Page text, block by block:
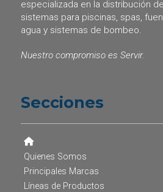
especializada en la distribución
sistemas para piscinas, spas,
agua y sistemas de bombeo.
Nuestro compromiso es Servir.
Secciones
Quienes Somos
Principales Marcas
Líneas de Productos